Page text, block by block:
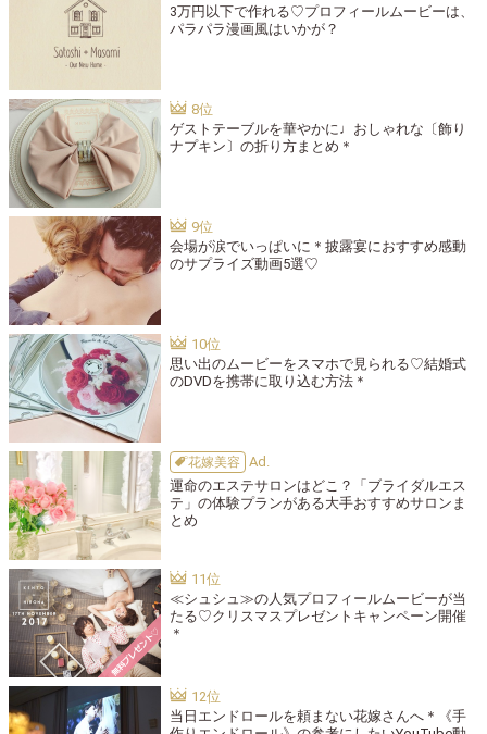
3万円以下で作れる♡プロフィールムービーは、
パラパラ漫画風はいかが？
ゲストテーブルを華やかに♩おしゃれな〔飾り
ナプキン〕の折り方まとめ＊
会場が涙でいっぱいに＊披露宴におすすめ感動
のサプライズ動画5選♡
思い出のムービーをスマホで見られる♡結婚式
のDVDを携帯に取り込む方法＊
花嫁美容
運命のエステサロンはどこ？「ブライダルエス
テ」の体験プランがある大手おすすめサロンま
とめ
≪シュシュ≫の人気プロフィールムービーが当
たる♡クリスマスプレゼントキャンペーン開催
＊
当日エンドロールを頼まない花嫁さんへ＊《手